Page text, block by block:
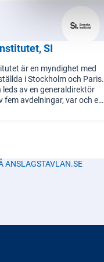
SI
är en myndighet med
i Stockholm och Paris.
av en generaldirektör
fem avdelningar, var och en
ANSLAGSTAVLAN.SE